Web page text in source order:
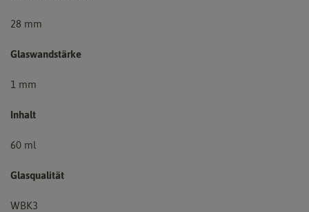
28 mm
Glaswandstärke
1 mm
Inhalt
60 ml
Glasqualität
WBK3